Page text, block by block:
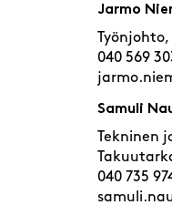
Jarmo
040 569
Samuli
Tekninen
040 735